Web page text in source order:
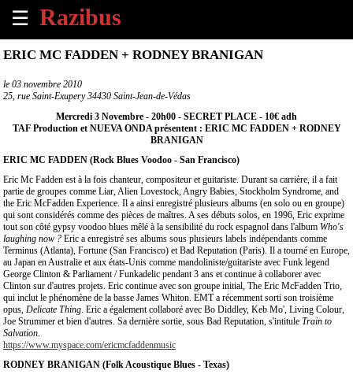
☰
×
les
à
Annoncer
un
évènement
Contact
À
propos
ERIC MC FADDEN + RODNEY BRANIGAN
le 03 novembre 2010
25, rue Saint-Exupery 34430 Saint-Jean-de-Védas
Mercredi 3 Novembre - 20h00 - SECRET PLACE - 10€ adh
TAF Production et NUEVA ONDA présentent : ERIC MC FADDEN + RODNEY
BRANIGAN
ERIC MC FADDEN (Rock Blues Voodoo - San Francisco)
Eric Mc Fadden est à la fois chanteur, compositeur et guitariste. Durant sa carrière, il a fait
partie de groupes comme Liar, Alien Lovestock, Angry Babies, Stockholm Syndrome, and
the Eric McFadden Experience. Il a ainsi enregistré plusieurs albums (en solo ou en groupe)
qui sont considérés comme des pièces de maîtres. A ses débuts solos, en 1996, Eric exprime
tout son côté gypsy voodoo blues mêlé à la sensibilité du rock espagnol dans l'album Who's
laughing now ? Eric a enregistré ses albums sous plusieurs labels indépendants comme
Terminus (Atlanta), Fortune (San Francisco) et Bad Reputation (Paris). Il a tourné en Europe,
au Japan en Australie et aux états-Unis comme mandoliniste/guitariste avec Funk legend
George Clinton & Parliament / Funkadelic pendant 3 ans et continue à collaborer avec
Clinton sur d'autres projets. Eric continue avec son groupe initial, The Eric McFadden Trio,
qui inclut le phénomène de la basse James Whiton. EMT a récemment sorti son troisième
opus, Delicate Thing. Eric a également collaboré avec Bo Diddley, Keb Mo', Living Colour,
Joe Strummer et bien d'autres. Sa dernière sortie, sous Bad Reputation, s'intitule Train to
Salvation.
https://www.myspace.com/ericmcfaddenmusic
RODNEY BRANIGAN (Folk Acoustique Blues - Texas)